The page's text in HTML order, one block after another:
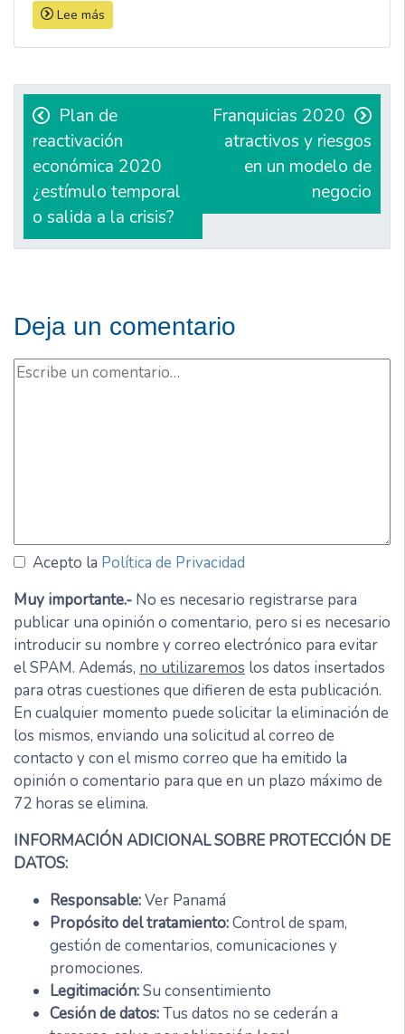
Lee más
Navegación
de
entradas
Plan de
reactivación
económica 2020
¿estímulo temporal
o salida a la crisis?
Franquicias 2020
atractivos y riesgos
en un modelo de
negocio
Deja un comentario
Acepto la Política de Privacidad
Muy importante.- No es necesario registrarse para
publicar una opinión o comentario, pero si es necesario
introducir su nombre y correo electrónico para evitar
el SPAM. Además, no utilizaremos los datos insertados
para otras cuestiones que difieren de esta publicación.
En cualquier momento puede solicitar la eliminación de
los mismos, enviando una solicitud al correo de
contacto y con el mismo correo que ha emitido la
opinión o comentario para que en un plazo máximo de
72 horas se elimina.
INFORMACIÓN ADICIONAL SOBRE PROTECCIÓN DE
DATOS:
Responsable:Ver Panamá
Propósito del tratamiento:Control de spam,
gestión de comentarios, comunicaciones y
promociones.
Legitimación:Su consentimiento
Cesión de datos:Tus datos no se cederán a